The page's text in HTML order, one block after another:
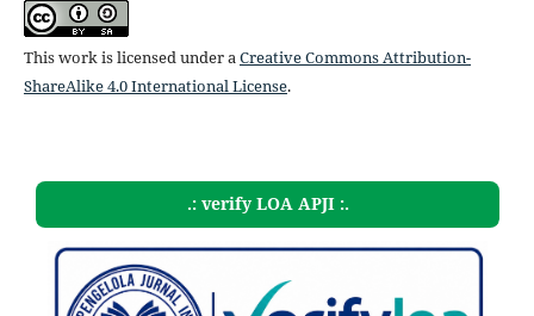
This work is licensed under aCreative Commons Attribution-
ShareAlike 4.0 International License.
.: verify LOA APJI :.